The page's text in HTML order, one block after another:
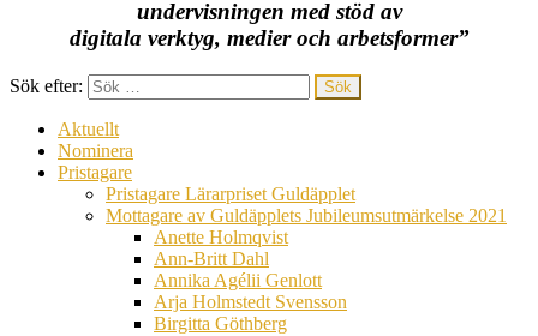
undervisningen med stöd av
digitala verktyg, medier och arbetsformer”
Sök efter:
Aktuellt
Nominera
Pristagare
Pristagare Lärarpriset Guldäpplet
Mottagare av Guldäpplets Jubileumsutmärkelse 2021
Anette Holmqvist
Ann-Britt Dahl
Annika Agélii Genlott
Arja Holmstedt Svensson
Birgitta Göthberg